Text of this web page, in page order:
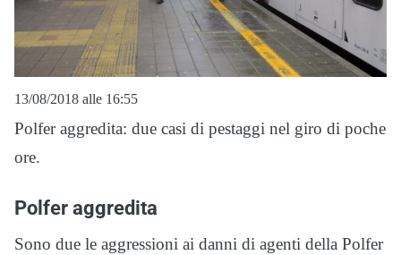
13/08/2018 alle 16:55
Polfer aggredita: due casi di pestaggi nel giro di poche
ore.
Polfer aggredita
Sono due le aggressioni ai danni di agenti della Polfer